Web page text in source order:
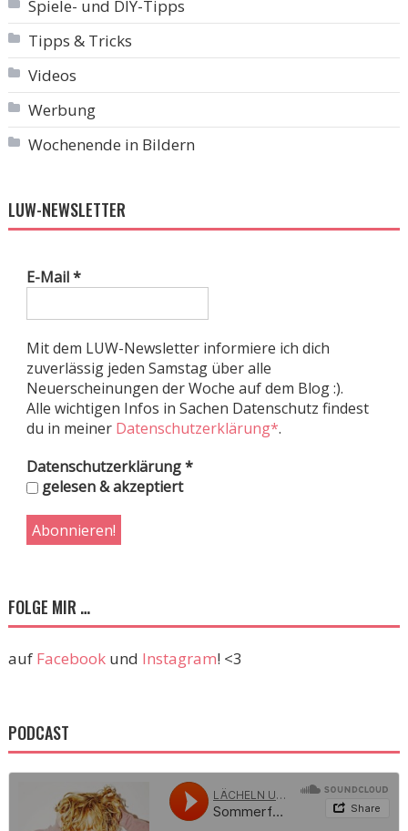
Spiele- und DIY-Tipps
Tipps & Tricks
Videos
Werbung
Wochenende in Bildern
LUW-NEWSLETTER
E-Mail*
Mit dem LUW-Newsletter informiere ich dich
zuverlässig jeden Samstag über alle
Neuerscheinungen der Woche auf dem Blog :).
Alle wichtigen Infos in Sachen Datenschutz findest
du in meiner Datenschutzerklärung*.
Datenschutzerklärung*
gelesen & akzeptiert
FOLGE MIR …
auf Facebookund Instagram! <3
PODCAST